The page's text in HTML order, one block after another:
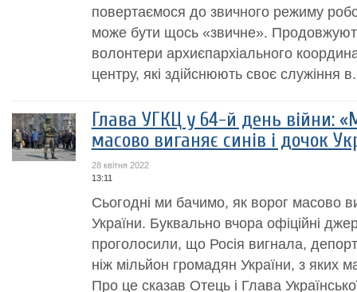
повертаємося до звичного режиму
може бути щось «звичне».
волонтери архиєпархіального
центру, які здійснюють своє служіння
Глава УГКЦ у 64-й день війни:
масово виганяє синів і дочок
28 квітня 2022
13:11
Сьогодні ми бачимо, як ворог масово
України. Буквально вчора офіційні
проголосили, що Росія вигнала,
ніж мільйон громадян України, з яких
Про це сказав Отець і Глава